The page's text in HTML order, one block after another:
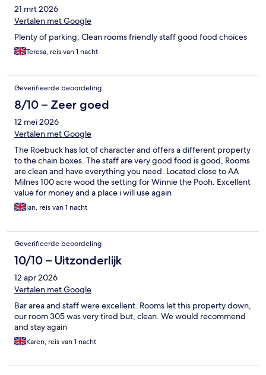
21 mrt 2026
Vertalen met Google
Plenty of parking. Clean rooms friendly staff good food choices
Teresa, reis van 1 nacht
Geverifieerde beoordeling
8/10 – Zeer goed
12 mei 2026
Vertalen met Google
The Roebuck has lot of character and offers a different property
to the chain boxes. The staff are very good food is good, Rooms
are clean and have everything you need. Located close to AA
Milnes 100 acre wood the setting for Winnie the Pooh. Excellent
value for money and a place i will use again
Ian, reis van 1 nacht
Geverifieerde beoordeling
10/10 – Uitzonderlijk
12 apr 2026
Vertalen met Google
Bar area and staff were excellent. Rooms let this property down,
our room 305 was very tired but, clean. We would recommend
and stay again
Karen, reis van 1 nacht